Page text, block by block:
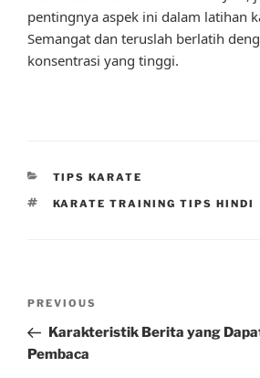
pentingnya aspek ini dalam latihan
Semangat dan teruslah berlatih
konsentrasi yang tinggi.
CATEGORIES
TIPS KARATE
TAGS
KARATE TRAINING TIPS HINDI
Previous
Post
PREVIOUS
Karakteristik Berita yang
Pembaca